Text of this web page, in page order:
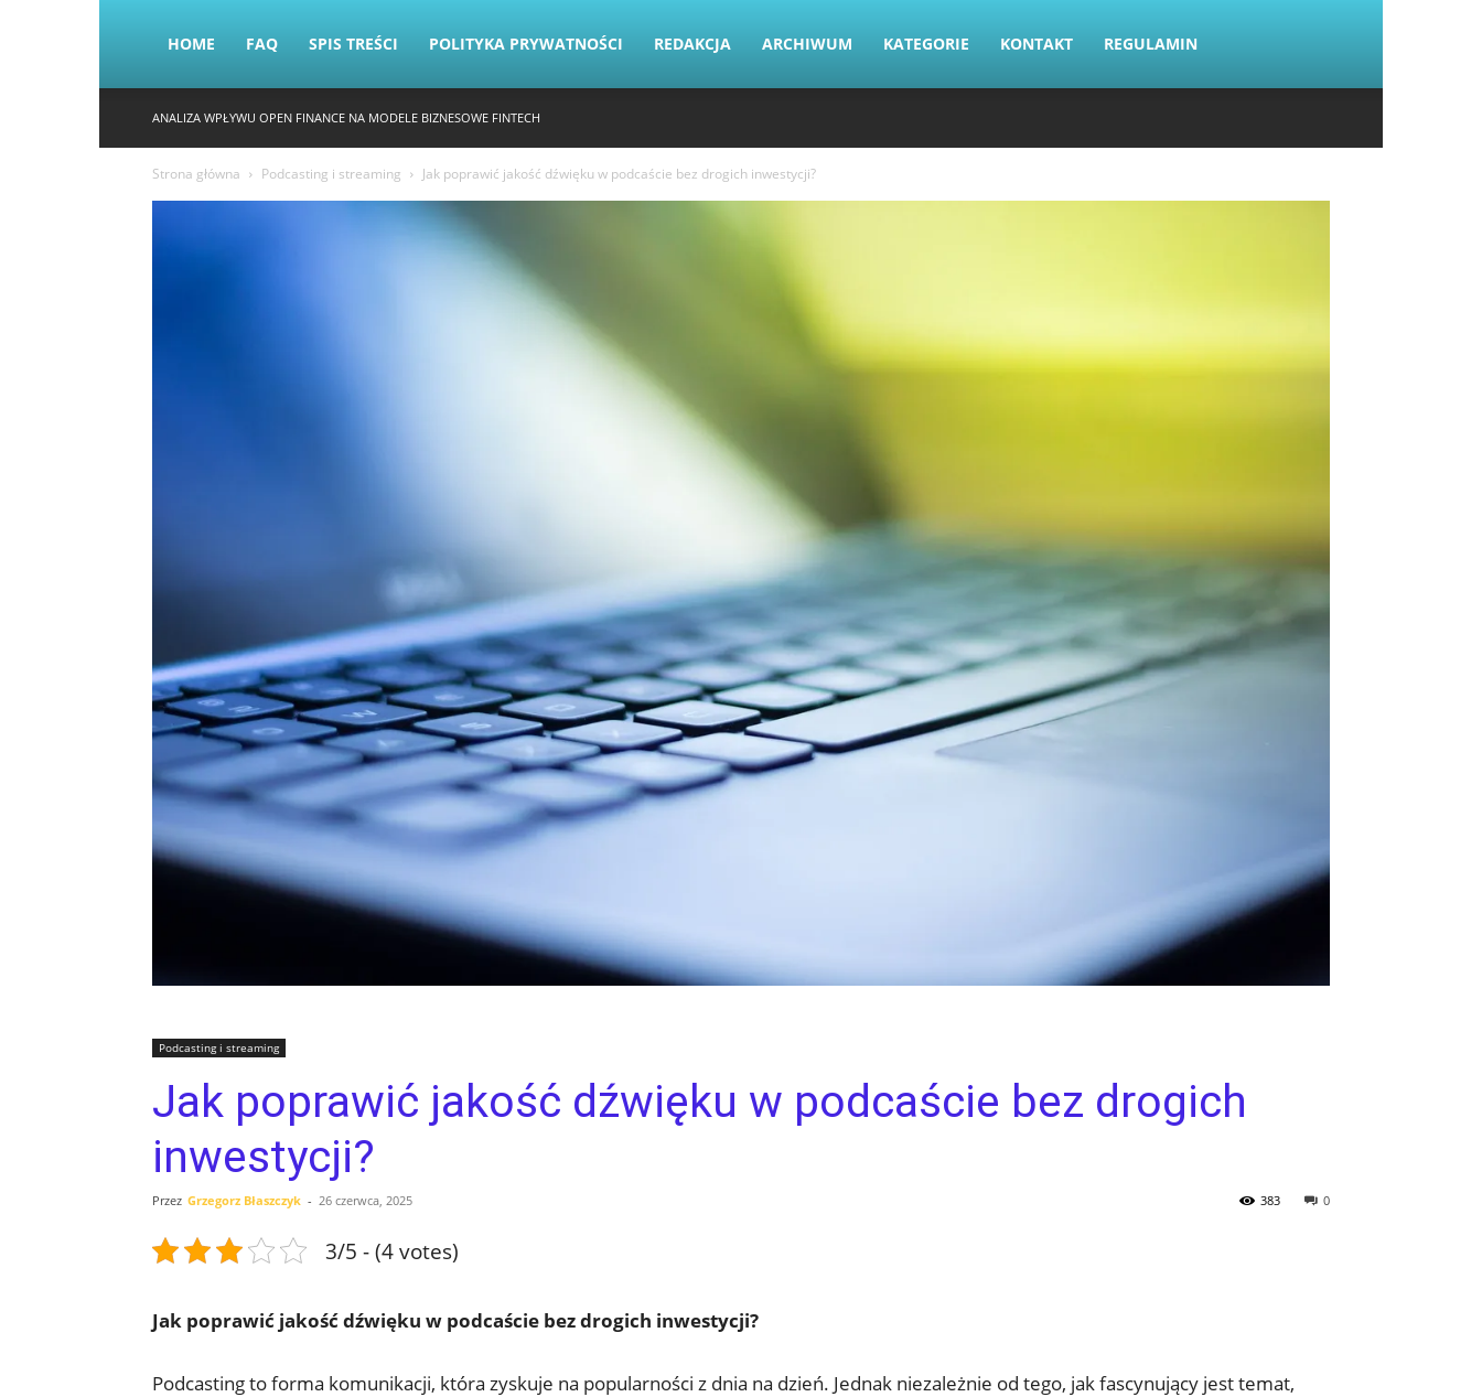
HOME FAQ SPIS TREŚCI POLITYKA PRYWATNOŚCI REDAKCJA ARCHIWUM KATEGORIE KONTAKT REGULAMIN
ANALIZA WPŁYWU OPEN FINANCE NA MODELE BIZNESOWE FINTECH
Strona główna Podcasting i streaming Jak poprawić jakość dźwięku w podcaście bez drogich inwestycji?
Podcasting i streaming
Jak poprawić jakość dźwięku w podcaście bez drogich
inwestycji?
Przez Grzegorz Błaszczyk - 26 czerwca, 2025 0
383
3/5 - (4 votes)
Jak poprawić jakość dźwięku w podcaście bez drogich inwestycji?
Podcasting to forma komunikacji, która zyskuje na popularności z dnia na dzień. Jednak niezależnie od tego, jak fascynujący jest temat,